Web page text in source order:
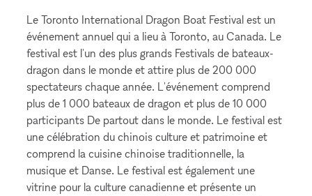
Le Toronto International Dragon Boat Festival est un
événement annuel qui a lieu à Toronto, au Canada. Le
festival est l'un des plus grands Festivals de bateaux-
dragon dans le monde et attire plus de 200 000
spectateurs chaque année. L'événement comprend
plus de 1 000 bateaux de dragon et plus de 10 000
participants De partout dans le monde. Le festival est
une célébration du chinois culture et patrimoine et
comprend la cuisine chinoise traditionnelle, la
musique et Danse. Le festival est également une
vitrine pour la culture canadienne et présente un